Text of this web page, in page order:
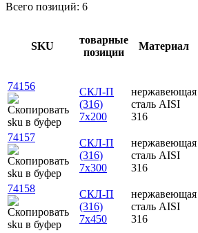
Всего позиций: 6
SKU
товарные
позиции
Материал
74156
СКЛ-П
(316)
7х200
нержавеющая
сталь AISI
316
74157
СКЛ-П
(316)
7х300
нержавеющая
сталь AISI
316
74158
СКЛ-П
(316)
7х450
нержавеющая
сталь AISI
316